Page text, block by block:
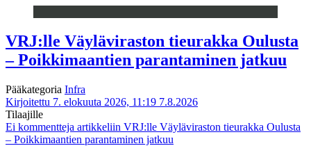
VRJ:lle Väyläviraston tieurakka Oulusta
– Poikkimaantien parantaminen jatkuu
Pääkategoria Infra
Kirjoitettu 7. elokuuta 2026, 11:19 7.8.2026
Tilaajille
Ei kommentteja artikkeliin VRJ:lle Väyläviraston tieurakka Oulusta
– Poikkimaantien parantaminen jatkuu